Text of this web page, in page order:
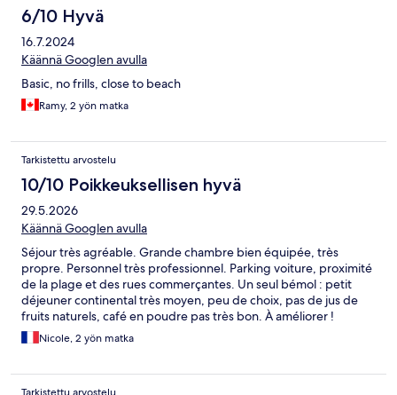
6/10 Hyvä
16.7.2024
Käännä Googlen avulla
Basic, no frills, close to beach
Ramy, 2 yön matka
Tarkistettu arvostelu
10/10 Poikkeuksellisen hyvä
29.5.2026
Käännä Googlen avulla
Séjour très agréable. Grande chambre bien équipée, très
propre. Personnel très professionnel. Parking voiture, proximité
de la plage et des rues commerçantes. Un seul bémol : petit
déjeuner continental très moyen, peu de choix, pas de jus de
fruits naturels, café en poudre pas très bon. À améliorer !
Nicole, 2 yön matka